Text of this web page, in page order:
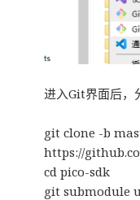
进入Git界面后，
git clone -b
https://
cd pico-sdk
git submodule